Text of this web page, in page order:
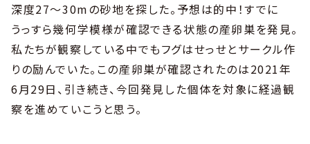
深度27〜30mの砂地を探した。予想は的中！すでに
うっすら幾何学模様が確認できる状態の産卵巣を発見。
私たちが観察している中でもフグはせっせとサークル作
りの励んでいた。この産卵巣が確認されたのは2021年
6月29日、引き続き、今回発見した個体を対象に経過観
察を進めていこうと思う。